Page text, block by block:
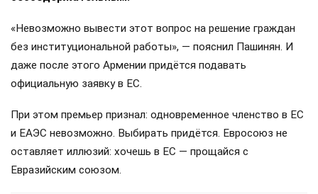
«Невозможно вывести этот вопрос на решение граждан
без институциональной работы», — пояснил Пашинян. И
даже после этого Армении придётся подавать
официальную заявку в ЕС.
При этом премьер признал: одновременное членство в ЕС
и ЕАЭС невозможно. Выбирать придётся. Евросоюз не
оставляет иллюзий: хочешь в ЕС — прощайся с
Евразийским союзом.